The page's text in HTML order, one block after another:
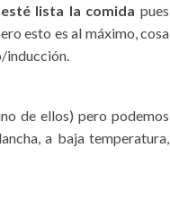
lista la comida pues
esto es al máximo, cosa
inducción.
de ellos) pero podemos
a baja temperatura,